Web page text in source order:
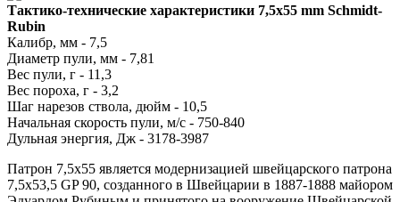
Тактико-технические характеристики 7,5х55 mm Schmidt-
Rubin
Калибр, мм - 7,5
Диаметр пули, мм - 7,81
Вес пули, г - 11,3
Вес пороха, г - 3,2
Шаг нарезов ствола, дюйм - 10,5
Начальная скорость пули, м/с - 750-840
Дульная энергия, Дж - 3178-3987
Патрон 7,5x55 является модернизацией швейцарского патрона
7,5x53,5 GP 90, созданного в Швейцарии в 1887-1888 майором